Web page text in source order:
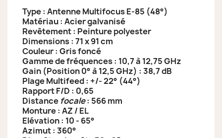
Type : Antenne Multifocus E-85 (48°)
Matériau : Acier galvanisé
Revêtement : Peinture polyester
Dimensions : 71 x 91 cm
Couleur : Gris foncé
Gamme de fréquences : 10,7 à 12,75 GHz
Gain (Position 0° à 12,5 GHz) : 38,7 dB
Plage Multifeed : +/- 22° (44°)
Rapport F/D : 0,65
Distance focale: 566 mm
Monture : AZ / EL
Elévation : 10 - 65°
Azimut : 360°